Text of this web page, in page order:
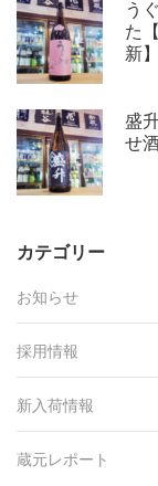
う
た
新】
盛
せ
カテゴリー
お知らせ
採用情報
新入荷情報
蔵元レポート